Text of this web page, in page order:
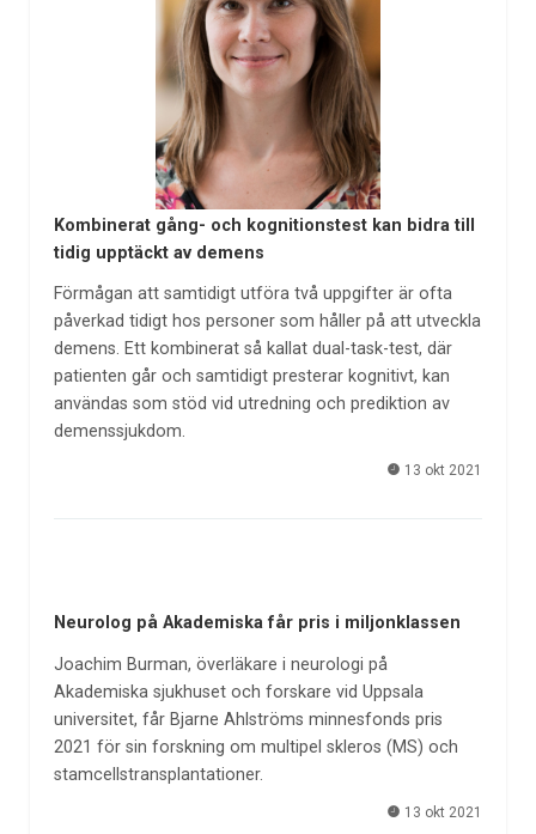
Kombinerat gång- och kognitionstest kan bidra till
tidig upptäckt av demens
Förmågan att samtidigt utföra två uppgifter är ofta
påverkad tidigt hos personer som håller på att utveckla
demens. Ett kombinerat så kallat dual-task-test, där
patienten går och samtidigt presterar kognitivt, kan
användas som stöd vid utredning och prediktion av
demenssjukdom.
13 okt 2021
Neurolog på Akademiska får pris i miljonklassen
Joachim Burman, överläkare i neurologi på
Akademiska sjukhuset och forskare vid Uppsala
universitet, får Bjarne Ahlströms minnesfonds pris
2021 för sin forskning om multipel skleros (MS) och
stamcellstransplantationer.
13 okt 2021